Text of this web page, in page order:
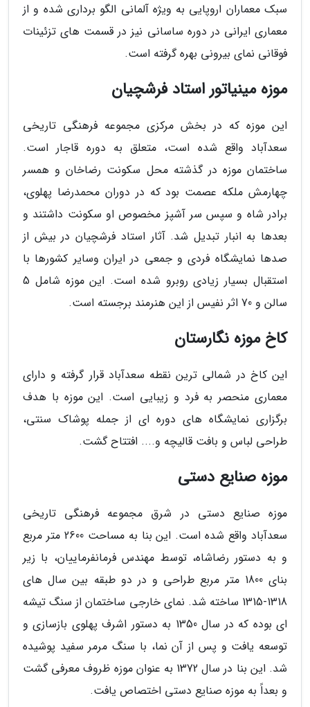
سبک معماران اروپایی به ویژه آلمانی الگو برداری شده و از
معماری ایرانی در دوره ساسانی نیز در قسمت های تزئینات
فوقانی نمای بیرونی بهره گرفته است.
موزه مینیاتور استاد فرشچیان
این موزه که در بخش مرکزی مجموعه فرهنگی تاریخی
سعدآباد واقع شده است، متعلق به دوره قاجار است.
ساختمان موزه در گذشته محل سکونت رضاخان و همسر
چهارمش ملکه عصمت بود که در دوران محمدرضا پهلوی،
برادر شاه و سپس سر آشپز مخصوص او سکونت داشتند و
بعدها به انبار تبدیل شد. آثار استاد فرشچیان در بیش از
صدها نمایشگاه فردی و جمعی در ایران وسایر کشورها با
استقبال بسیار زیادی روبرو شده است. این موزه شامل 5
سالن و 70 اثر نفیس از این هنرمند برجسته است.
کاخ موزه نگارستان
این کاخ در شمالی ترین نقطه سعدآباد قرار گرفته و دارای
معماری منحصر به فرد و زیبایی است. این موزه با هدف
برگزاری نمایشگاه های دوره ای از جمله پوشاک سنتی،
طراحی لباس و بافت قالیچه و.... افتتاح گشت.
موزه صنایع دستی
موزه صنایع دستی در شرق مجموعه فرهنگی تاریخی
سعدآباد واقع شده است. این بنا به مساحت 2600 متر مربع
و به دستور رضاشاه، توسط مهندس فرمانفرماییان، با زیر
بنای 1800 متر مربع طراحی و در دو طبقه بین سال های
1318-1315 ساخته شد. نمای خارجی ساختمان از سنگ تیشه
ای بوده که در سال 1350 به دستور اشرف پهلوی بازسازی و
توسعه یافت و پس از آن نما، با سنگ مرمر سفید پوشیده
شد. این بنا در سال 1372 به عنوان موزه ظروف معرفی گشت
و بعداً به موزه صنایع دستی اختصاص یافت.